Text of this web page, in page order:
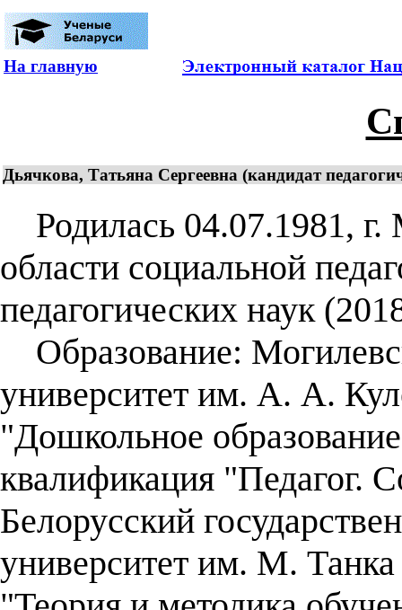
На главную
Дьячкова, Татьяна Сергеевна (кандидат
Родилась 04.07.1981, г.
области социальной
педагогических наук
Образование:
университет им. А. А.
"Дошкольное
квалификация "Педагог.
Белорусский
университет им. М. Танка